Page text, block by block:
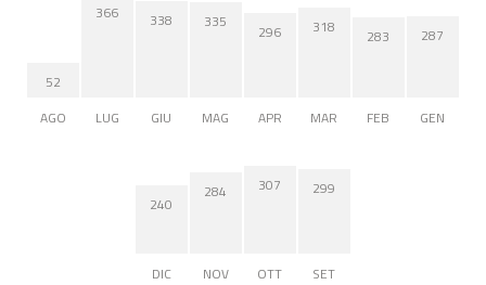
52
AGO
366
LUG
338
GIU
335
MAG
296
APR
318
MAR
283
FEB
287
GEN
240
DIC
284
NOV
307
OTT
299
SET